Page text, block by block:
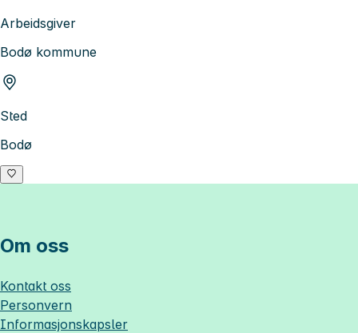
Arbeidsgiver
Bodø kommune
Sted
Bodø
Om oss
Kontakt oss
Personvern
Informasjonskapsler